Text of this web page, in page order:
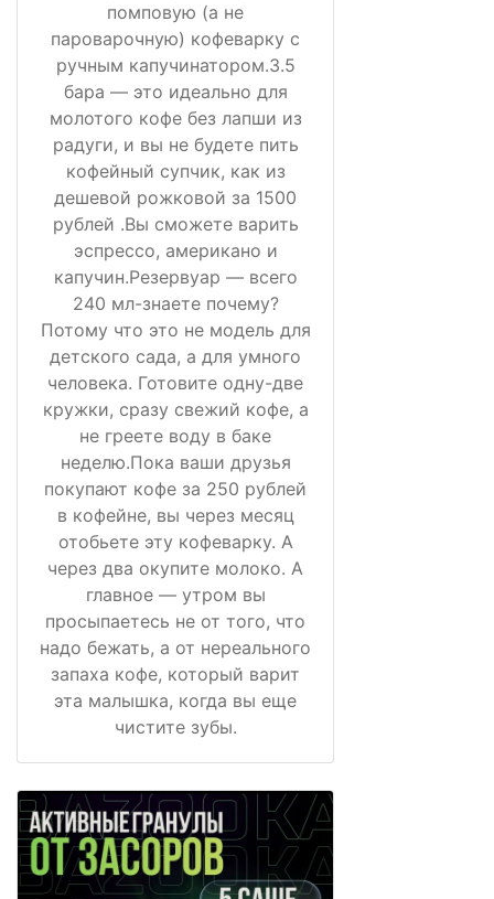
помповую (а не
пароварочную) кофеварку с
ручным капучинатором.3.5
бара — это идеально для
молотого кофе без лапши из
радуги, и вы не будете пить
кофейный супчик, как из
дешевой рожковой за 1500
рублей .Вы сможете варить
эспрессо, американо и
капучин.Резервуар — всего
240 мл-знаете почему?
Потому что это не модель для
детского сада, а для умного
человека. Готовите одну-две
кружки, сразу свежий кофе, а
не греете воду в баке
неделю.Пока ваши друзья
покупают кофе за 250 рублей
в кофейне, вы через месяц
отобьете эту кофеварку. А
через два окупите молоко. А
главное — утром вы
просыпаетесь не от того, что
надо бежать, а от нереального
запаха кофе, который варит
эта малышка, когда вы еще
чистите зубы.